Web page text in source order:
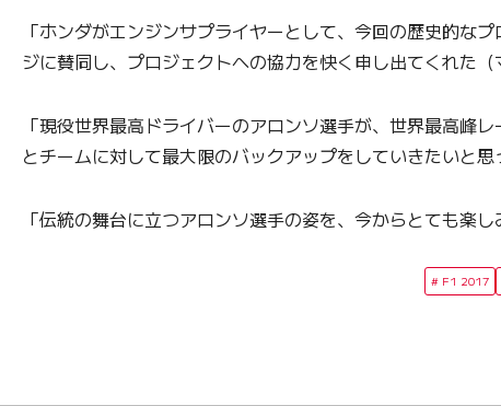
「ホンダがエンジンサプライヤーとして、今回の歴史的な
ジに賛同し、プロジェクトへの協力を快く申し出てくれた
「現役世界最高ドライバーのアロンソ選手が、世界最高峰
とチームに対して最大限のバックアップをしていきたいと思
「伝統の舞台に立つアロンソ選手の姿を、今からとても
F1 2017